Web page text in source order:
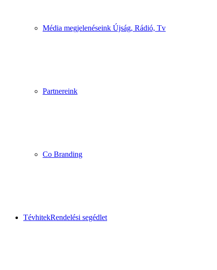
Média megjelenéseink Újság, Rádió, Tv
Partnereink
Co Branding
TévhitekRendelési segédlet